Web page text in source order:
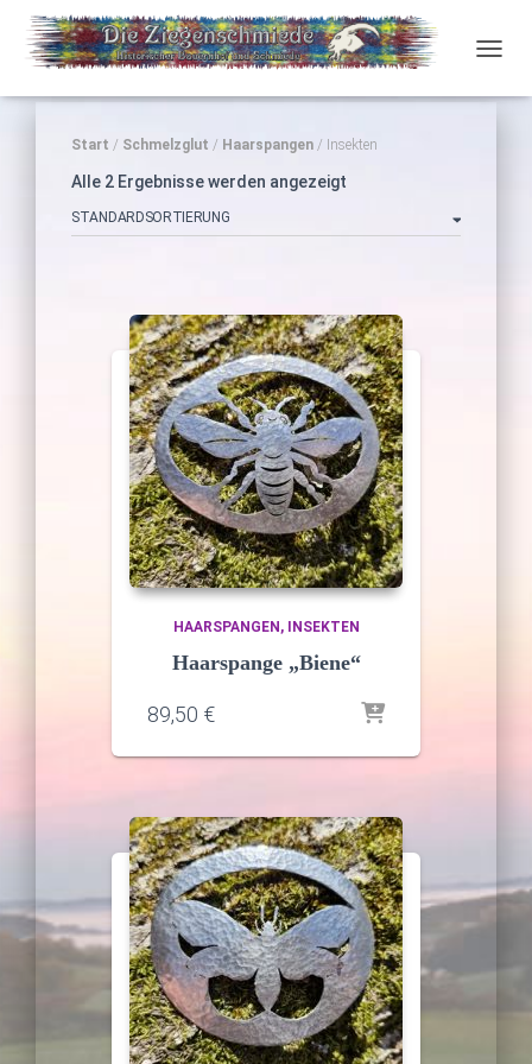
Start / Schmelzglut / Haarspangen / Insekten
Alle 2 Ergebnisse werden angezeigt
HAARSPANGEN INSEKTEN
Haarspange „Biene“
89,50 €